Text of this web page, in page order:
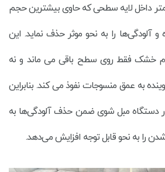
داخل لایه سطحی که حاوی بیشترین حجم
و آلودگی‌ها را به نحو موثر حذف نماید. این
خشک فقط روی سطح باقی می ماند و نه
به عمق منسوجات نفوذ می کند. بنابراین
در دستگاه مبل شوی ضمن حذف آلودگی‌ها به
را به نحو قابل توجه افزایش می‌دهد.